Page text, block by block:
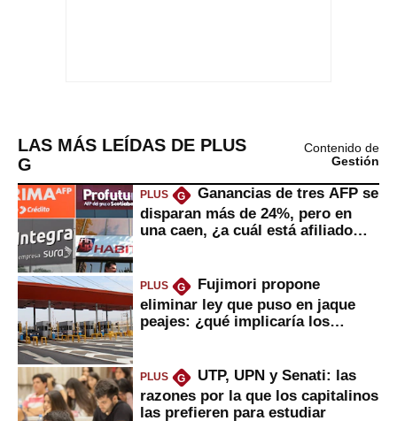
LAS MÁS LEÍDAS DE PLUS
G
Contenido de
Gestión
PLUS G
Ganancias de tres AFP se
disparan más de 24%, pero en
una caen, ¿a cuál está afiliado
PLUS G
Fujimori propone
eliminar ley que puso en jaque
peajes: ¿qué implicaría los
PLUS G
UTP, UPN y Senati: las
razones por la que los capitalinos
las prefieren para estudiar